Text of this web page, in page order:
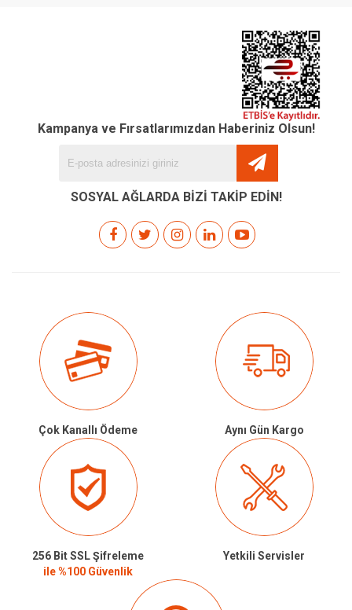
Kampanya ve Fırsatlarımızdan Haberiniz Olsun!
SOSYAL AĞLARDA BİZİ TAKİP EDİN!
Çok Kanallı Ödeme Aynı Gün Kargo
256 Bit SSL Şifreleme
ile %100 Güvenlik
Yetkili Servisler